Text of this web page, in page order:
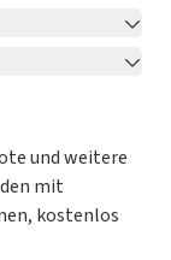
und weitere
mit
kostenlos